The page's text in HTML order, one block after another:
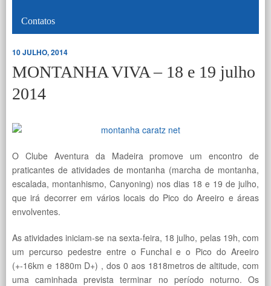
Contatos
10 JULHO, 2014
MONTANHA VIVA – 18 e 19 julho
2014
O Clube Aventura da Madeira promove um encontro de
praticantes de atividades de montanha (marcha de montanha,
escalada, montanhismo, Canyoning) nos dias 18 e 19 de julho,
que irá decorrer em vários locais do Pico do Areeiro e áreas
envolventes.
As atividades iniciam-se na sexta-feira, 18 julho, pelas 19h, com
um percurso pedestre entre o Funchal e o Pico do Areeiro
(+-16km e 1880m D+) , dos 0 aos 1818metros de altitude, com
uma caminhada prevista terminar no período noturno. Os